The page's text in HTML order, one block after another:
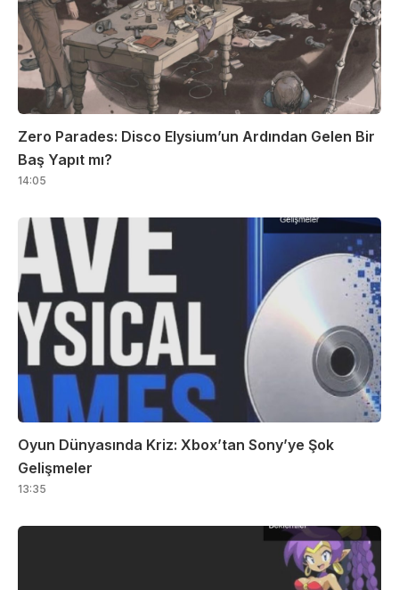
Zero Parades: Disco Elysium’un Ardından Gelen Bir
Baş Yapıt mı?
14:05
Oyun Dünyasında Kriz: Xbox’tan Sony’ye Şok
Gelişmeler
13:35